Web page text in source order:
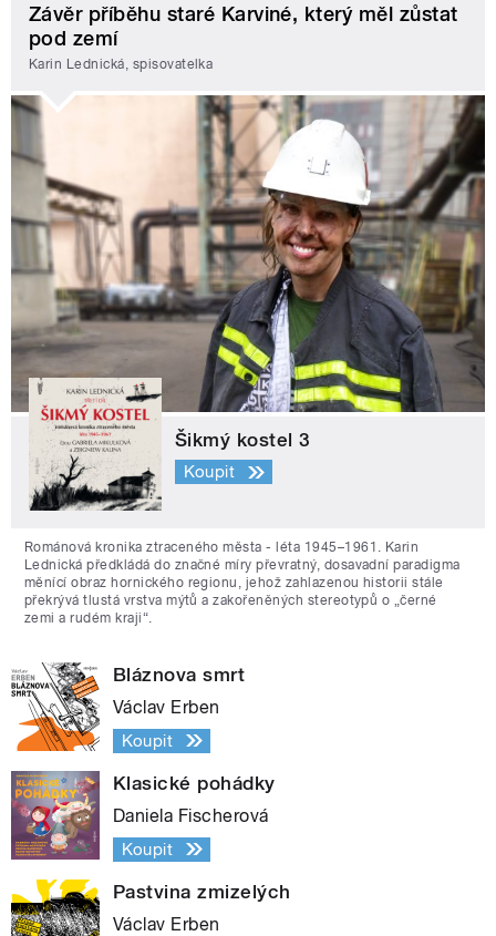
Závěr příběhu staré Karviné, který měl zůstat
pod zemí
Karin Lednická, spisovatelka
Šikmý kostel 3
Koupit
Románová kronika ztraceného města - léta 1945–1961. Karin
Lednická předkládá do značné míry převratný, dosavadní paradigma
měnící obraz hornického regionu, jehož zahlazenou historii stále
překrývá tlustá vrstva mýtů a zakořeněných stereotypů o „černé
zemi a rudém kraji“.
Bláznova smrt
Václav Erben
Koupit
Klasické pohádky
Daniela Fischerová
Koupit
Pastvina zmizelých
Václav Erben